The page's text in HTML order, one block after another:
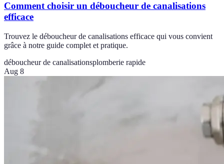
Comment choisir un déboucheur de canalisations
efficace
Trouvez le déboucheur de canalisations efficace qui vous convient
grâce à notre guide complet et pratique.
déboucheur de canalisationsplomberie rapide
Aug 8